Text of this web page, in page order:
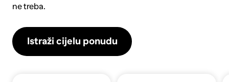
ne treba.
Istraži cijelu ponudu